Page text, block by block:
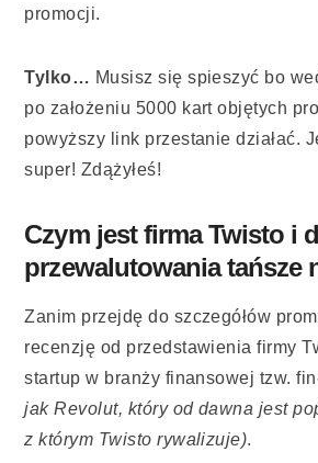
promocji.
Tylko… Musisz się spieszyć bo
po założeniu 5000 kart objętych
powyższy link przestanie działać.
super! Zdążyłeś!
Czym jest firma Twisto i
przewalutowania tańsze
Zanim przejdę do szczegółów
recenzję od przedstawienia firmy
startup w branży finansowej tzw.
jak Revolut, który od dawna jest
z którym Twisto rywalizuje).